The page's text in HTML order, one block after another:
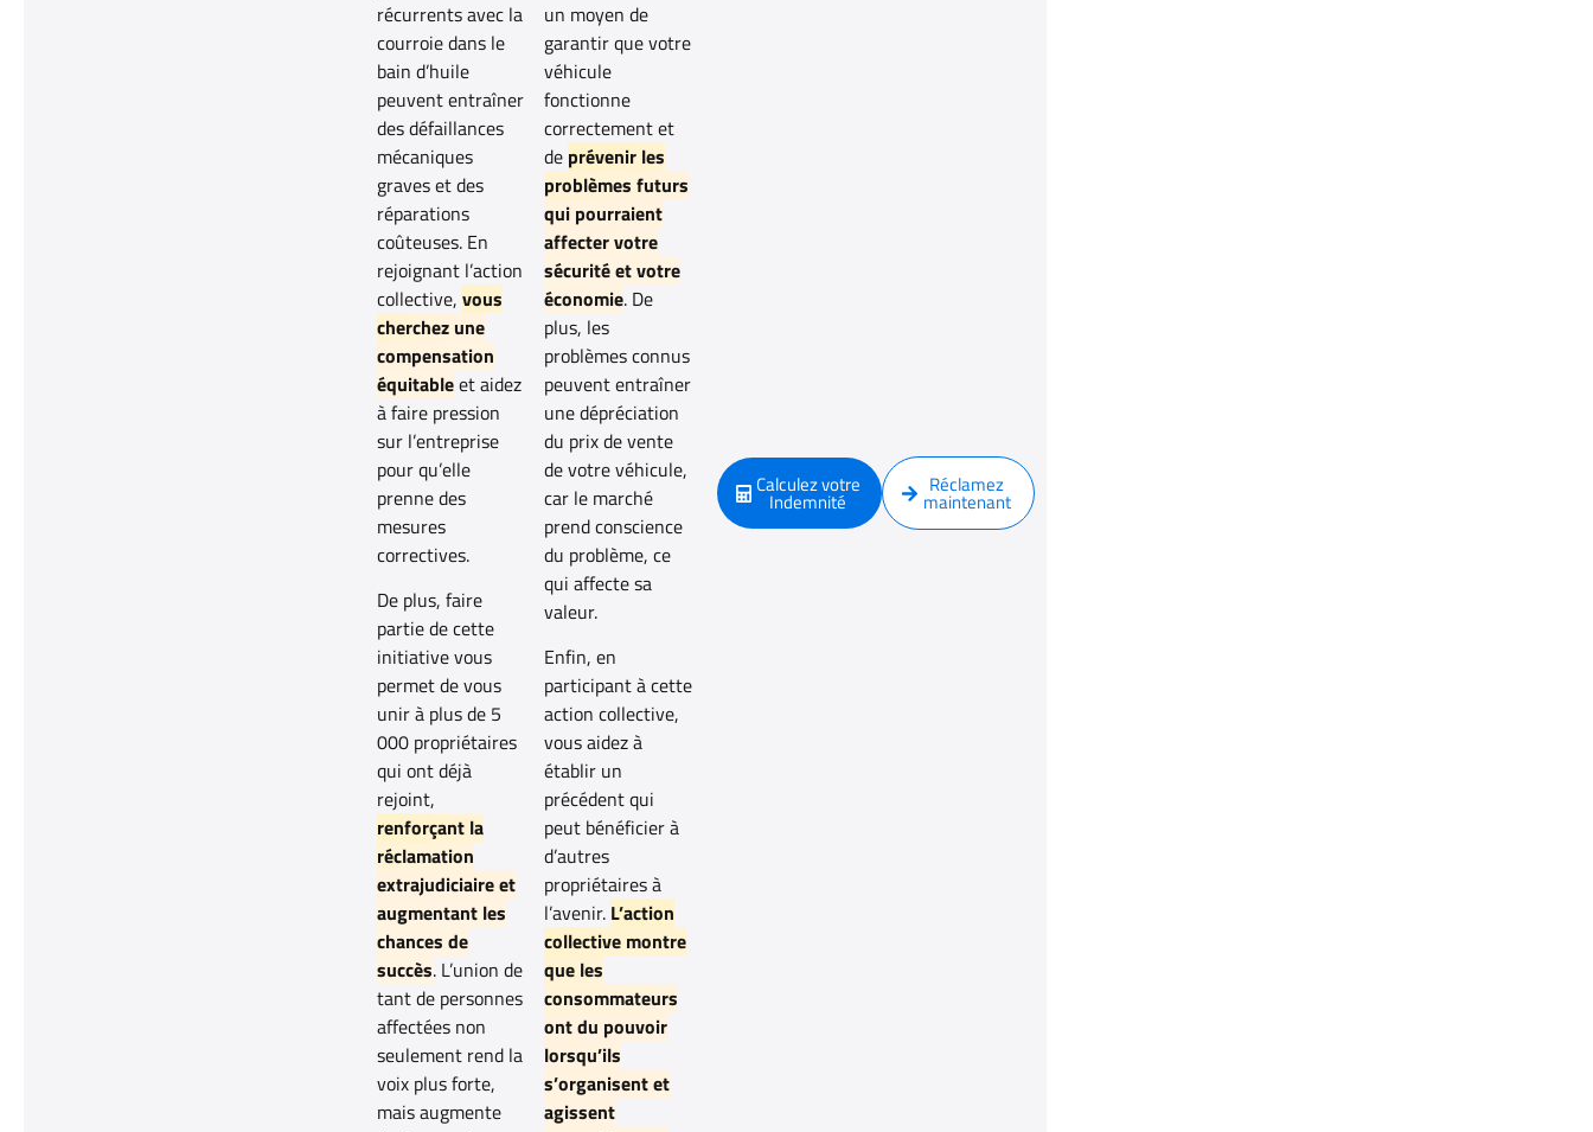
récurrents avec la
courroie dans le
bain d’huile
peuvent entraîner
des défaillances
mécaniques
graves et des
réparations
coûteuses. En
rejoignant l’action
collective, vous
cherchez une
compensation
équitableet aidez
à faire pression
sur l’entreprise
pour qu’elle
prenne des
mesures
correctives.
De plus, faire
partie de cette
initiative vous
permet de vous
unir à plus de 5
000 propriétaires
qui ont déjà
rejoint,
renforçant la
réclamation
extrajudiciaire et
augmentant les
chances de
succès. L’union de
tant de personnes
affectées non
seulement rend la
voix plus forte,
mais augmente
un moyen de
garantir que votre
véhicule
fonctionne
correctement et
de prévenir les
problèmes futurs
qui pourraient
affecter votre
sécurité et votre
économie. De
plus, les
problèmes connus
peuvent entraîner
une dépréciation
du prix de vente
de votre véhicule,
car le marché
prend conscience
du problème, ce
qui affecte sa
valeur.
Enfin, en
participant à cette
action collective,
vous aidez à
établir un
précédent qui
peut bénéficier à
d’autres
propriétaires à
l’avenir. L’action
collective montre
que les
consommateurs
ont du pouvoir
lorsqu’ils
s’organisent et
agissent
Calculez votre
Indemnité
Réclamez
maintenant